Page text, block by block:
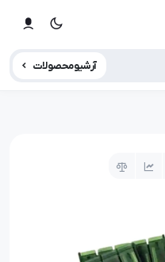
آرشیو محصولات